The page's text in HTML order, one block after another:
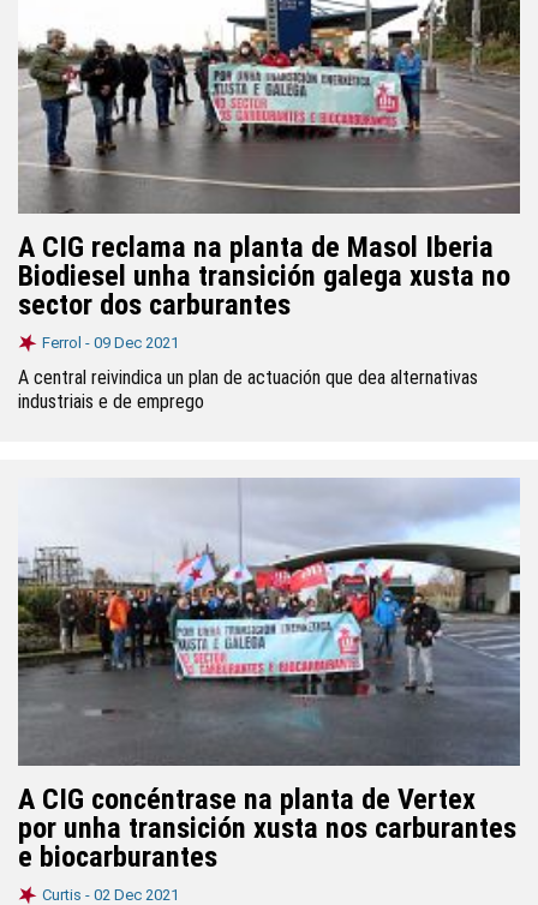
A CIG reclama na planta de Masol Iberia
Biodiesel unha transición galega xusta no
sector dos carburantes
Ferrol - 09 Dec 2021
A central reivindica un plan de actuación que dea alternativas
industriais e de emprego
A CIG concéntrase na planta de Vertex
por unha transición xusta nos carburantes
e biocarburantes
Curtis - 02 Dec 2021